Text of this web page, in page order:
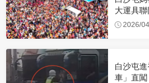
大運具
32.1萬創
2026/
白沙屯
車」直